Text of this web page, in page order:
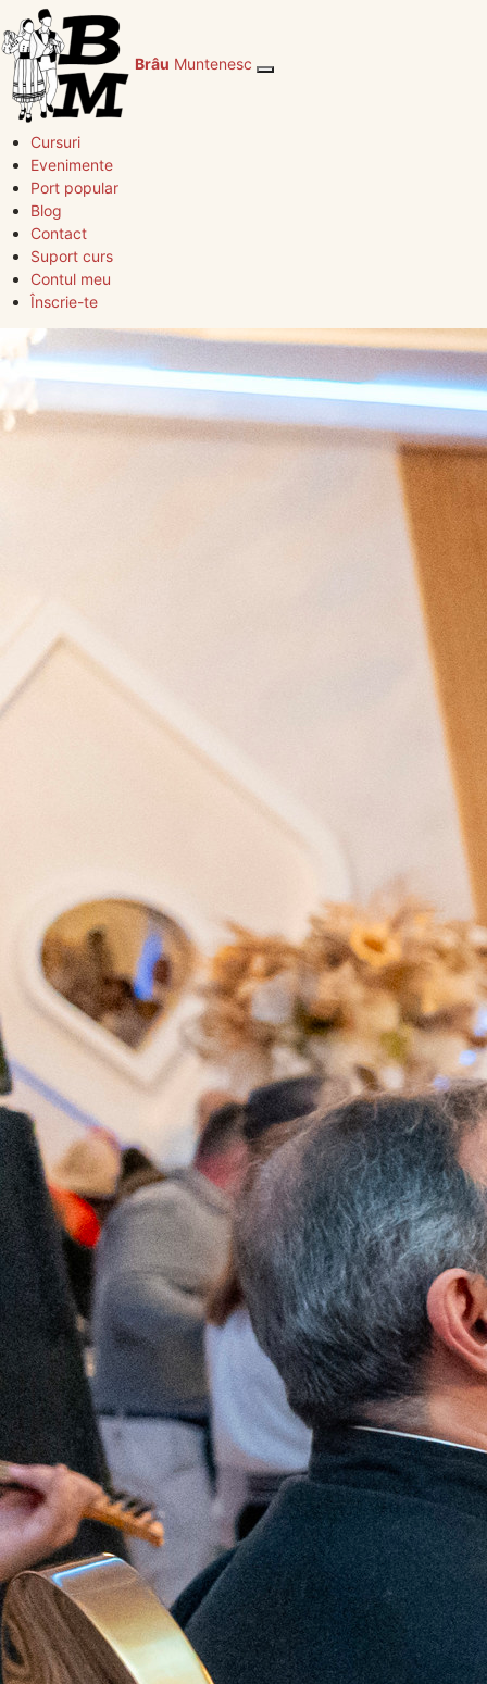
Brâu Muntenesc
Cursuri
Evenimente
Port popular
Blog
Contact
Suport curs
Contul meu
Înscrie-te